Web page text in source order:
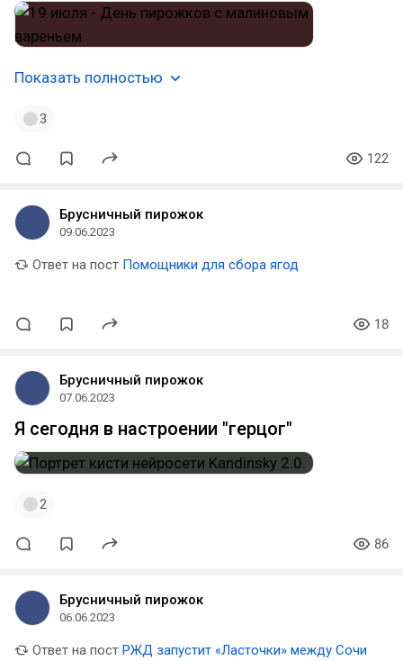
Показать полностью
3
122
Брусничный пирожок
09.06.2023
Ответ на пост Помощники для сбора ягод
18
Брусничный пирожок
07.06.2023
Я сегодня в настроении "герцог"
2
86
Брусничный пирожок
06.06.2023
Ответ на пост РЖД запустит «Ласточки» между Сочи